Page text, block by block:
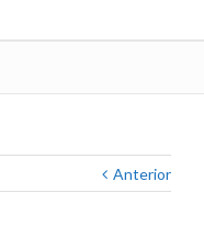
Anterior